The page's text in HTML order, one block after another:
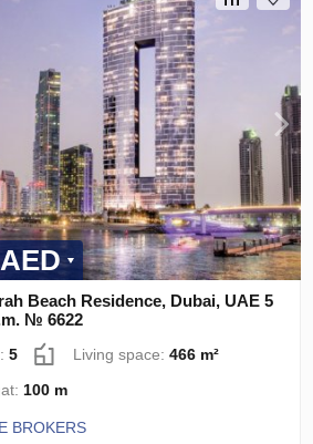
Beach Residence, Dubai, UAE 5
№ 6622
5 Living space:466 m²
100 m
BROKERS